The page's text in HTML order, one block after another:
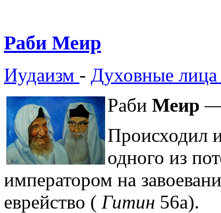
Раби Меир
Иудаизм - Духовные
Раби Меир —
Происходил
одного из
императором на
еврейство ( Гитин 56а).